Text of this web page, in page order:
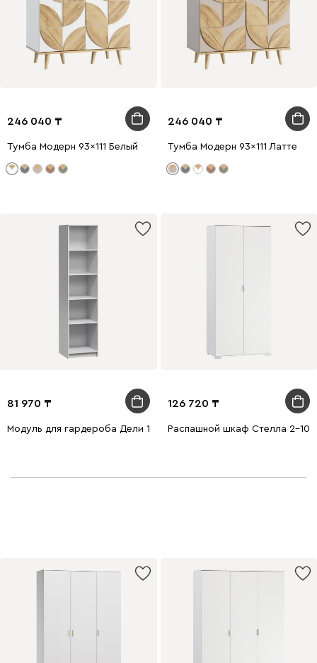
246 040
Тумба Модерн 93x111 Белый
246 040
Тумба Модерн 93x111 Латте
81 970
Модуль для гардероба Дели 1-50x210 Белый
126 720
Распашной шкаф Стелла 2-